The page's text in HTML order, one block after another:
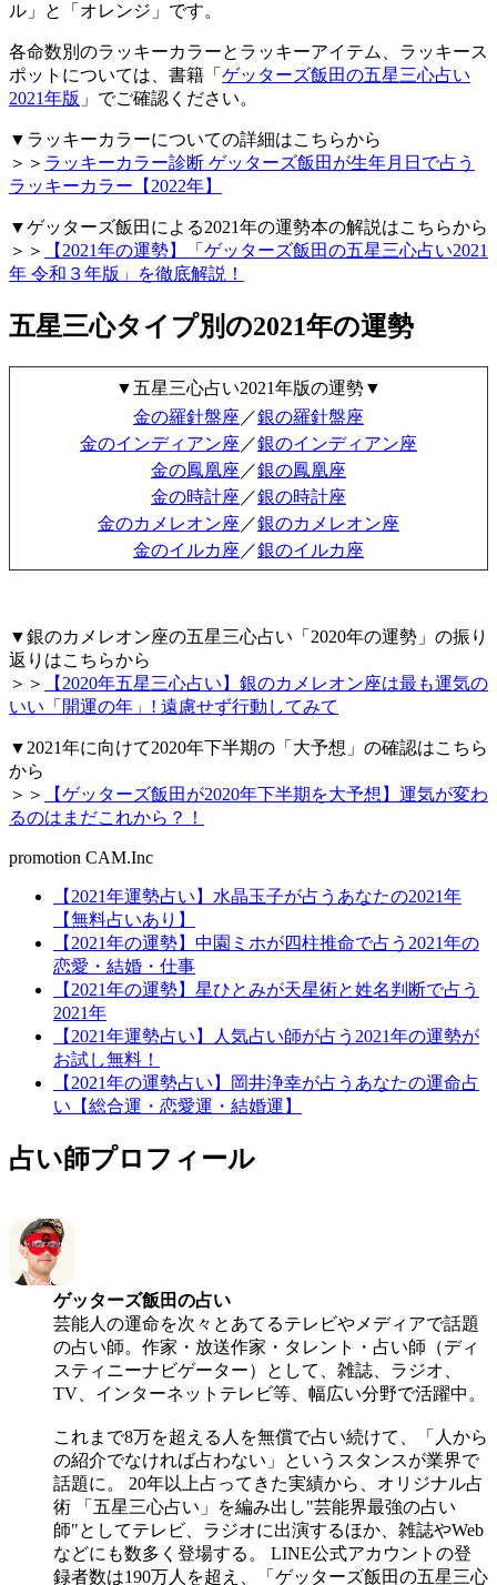
ル」と「オレンジ」です。
各命数別のラッキーカラーとラッキーアイテム、ラッキース
ポットについては、書籍「 ゲッターズ飯田の五星三心占い
2021年版 」でご確認ください。
▼ラッキーカラーについての詳細はこちらから
＞＞ ラッキーカラー診断 ゲッターズ飯田が生年月日で占う
ラッキーカラー【2022年】
▼ゲッターズ飯田による2021年の運勢本の解説はこちらから
＞＞
【2021年の運勢】「ゲッターズ飯田の五星三心占い2021
年 令和３年版」を徹底解説！
五星三心タイプ別の2021年の運勢
▼五星三心占い2021年版の運勢▼
金の羅針盤座 ／銀の羅針盤座
金のインディアン座 ／銀のインディアン座
金の鳳凰座 ／銀の鳳凰座
金の時計座 ／銀の時計座
金のカメレオン座 ／銀のカメレオン座
金のイルカ座 ／銀のイルカ座
▼銀のカメレオン座の五星三心占い「2020年の運勢」の振り
返りはこちらから
＞＞
【2020年五星三心占い】銀のカメレオン座は最も運気の
いい「開運の年」! 遠慮せず行動してみて
▼2021年に向けて2020年下半期の「大予想」の確認はこちら
から
＞＞
【ゲッターズ飯田が2020年下半期を大予想】運気が変わ
るのはまだこれから？！
promotion CAM.Inc
【2021年運勢占い】水晶玉子が占うあなたの2021年
【無料占いあり】
【2021年の運勢】中園ミホが四柱推命で占う2021年の
恋愛・結婚・仕事
【2021年の運勢】星ひとみが天星術と姓名判断で占う
2021年
【2021年運勢占い】人気占い師が占う2021年の運勢が
お試し無料！
【2021年の運勢占い】岡井浄幸が占うあなたの運命占
い【総合運・恋愛運・結婚運】
占い師プロフィール
ゲッターズ飯田の占い
芸能人の運命を次々とあてるテレビやメディアで話題
の占い師。作家・放送作家・タレント・占い師（ディ
スティニーナビゲーター）として、雑誌、ラジオ、
TV、インターネットテレビ等、幅広い分野で活躍中。
これまで8万を超える人を無償で占い続けて、「人から
の紹介でなければ占わない」というスタンスが業界で
話題に。 20年以上占ってきた実績から、オリジナル占
術 「五星三心占い」を編み出し"芸能界最強の占い
師"としてテレビ、ラジオに出演するほか、雑誌やWeb
などにも数多く登場する。 LINE公式アカウントの登
録者数は190万人を超え、「ゲッターズ飯田の五星三心